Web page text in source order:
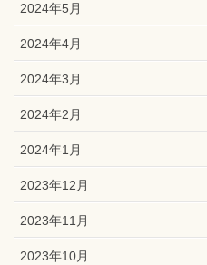
2024年5月
2024年4月
2024年3月
2024年2月
2024年1月
2023年12月
2023年11月
2023年10月